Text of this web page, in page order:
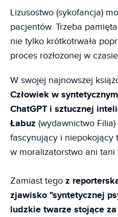
Lizusostwo (sykofancja)
pacjentów. Trzeba
nie tylko krótkotrwała
proces rozłożonej w
W swojej najnowszej
Człowiek w
ChatGPT i sztucznej
Łabuz (wydawnictwo
fascynujący i niepokojący
w moralizatorstwo ani tani
Zamiast tego z
zjawisko "syntetycznej
ludzkie twarze stojące